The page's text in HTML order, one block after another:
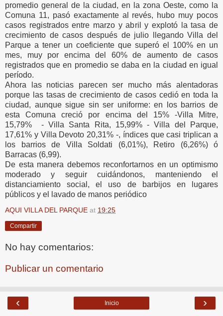
promedio general de la ciudad, en la zona Oeste, como la
Comuna 11, pasó exactamente al revés, hubo muy pocos
casos registrados entre marzo y abril y explotó la tasa de
crecimiento de casos después de julio llegando Villa del
Parque a tener un coeficiente que superó el 100% en un
mes, muy por encima del 60% de aumento de casos
registrados que en promedio se daba en la ciudad en igual
período.
Ahora las noticias parecen ser mucho más alentadoras
porque las tasas de crecimiento de casos cedió en toda la
ciudad, aunque sigue sin ser uniforme: en los barrios de
esta Comuna creció por encima del 15% -Villa Mitre,
15,79% - Villa Santa Rita, 15,99% - Villa del Parque,
17,61% y Villa Devoto 20,31% -, índices que casi triplican a
los barrios de Villa Soldati (6,01%), Retiro (6,26%) ó
Barracas (6,99).
De esta manera debemos reconfortarnos en un optimismo
moderado y seguir cuidándonos, manteniendo el
distanciamiento social, el uso de barbijos en lugares
públicos y el lavado de manos periódico
AQUI VILLA DEL PARQUE at 19:25
Compartir
No hay comentarios:
Publicar un comentario
‹ ›
Inicio